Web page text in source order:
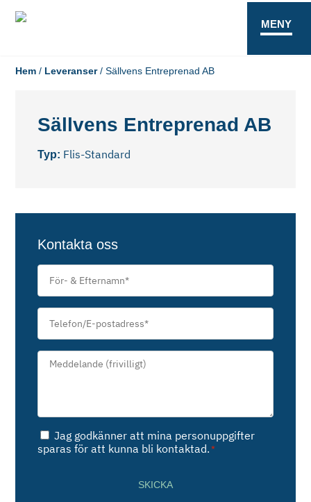
MENY
Hem / Leveranser/Sällvens Entreprenad AB
Sällvens Entreprenad AB
Typ: Flis-Standard
Kontakta oss
För-
Telefon/E-
postadress*
Meddelande*
Samtycke*
Jag godkänner att mina personuppgifter
sparas för att kunna bli kontaktad. *
SKICKA